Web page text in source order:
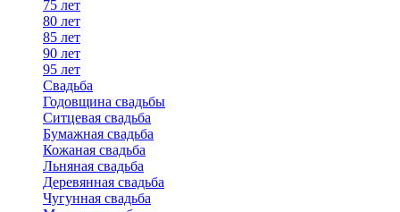
75 лет
80 лет
85 лет
90 лет
95 лет
Свадьба
Годовщина свадьбы
Ситцевая свадьба
Бумажная свадьба
Кожаная свадьба
Льняная свадьба
Деревянная свадьба
Чугунная свадьба